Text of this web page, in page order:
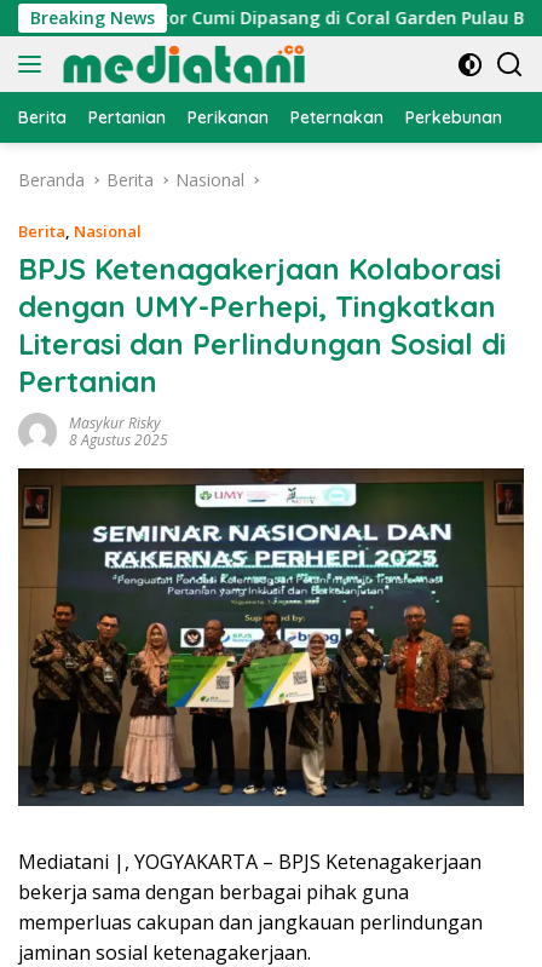
Langsung
ke
konten
Breaking News
Atraktor Cumi Dipasang di Coral Garden Pulau Barrang
Berita Pertanian Perikanan Peternakan Perkebunan
Beranda Berita Nasional
Berita, Nasional
BPJS Ketenagakerjaan Kolaborasi
dengan UMY-Perhepi, Tingkatkan
Literasi dan Perlindungan Sosial di
Pertanian
Masykur Risky
8 Agustus 2025
Mediatani | , YOGYAKARTA – BPJS Ketenagakerjaan
bekerja sama dengan berbagai pihak guna
memperluas cakupan dan jangkauan perlindungan
jaminan sosial ketenagakerjaan.